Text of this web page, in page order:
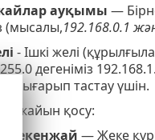
ауқымы —
(мысалы,192.168.0.1
- Ішкі желі
дегеніміз
шығарып тастау үшін.
қосу:
мекенжай — Жеке